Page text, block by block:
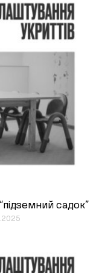
садок”